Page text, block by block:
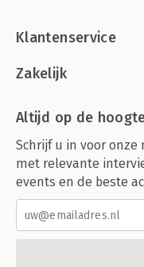
Klantenservice
Zakelijk
Altijd op de
Schrijf u in voor
met relevante
events en de beste